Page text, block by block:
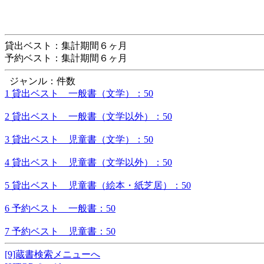
貸出ベスト：集計期間６ヶ月
予約ベスト：集計期間６ヶ月
ジャンル：件数
1 貸出ベスト 一般書（文学）：50
2 貸出ベスト 一般書（文学以外）：50
3 貸出ベスト 児童書（文学）：50
4 貸出ベスト 児童書（文学以外）：50
5 貸出ベスト 児童書（絵本・紙芝居）：50
6 予約ベスト 一般書：50
7 予約ベスト 児童書：50
[9]蔵書検索メニューへ